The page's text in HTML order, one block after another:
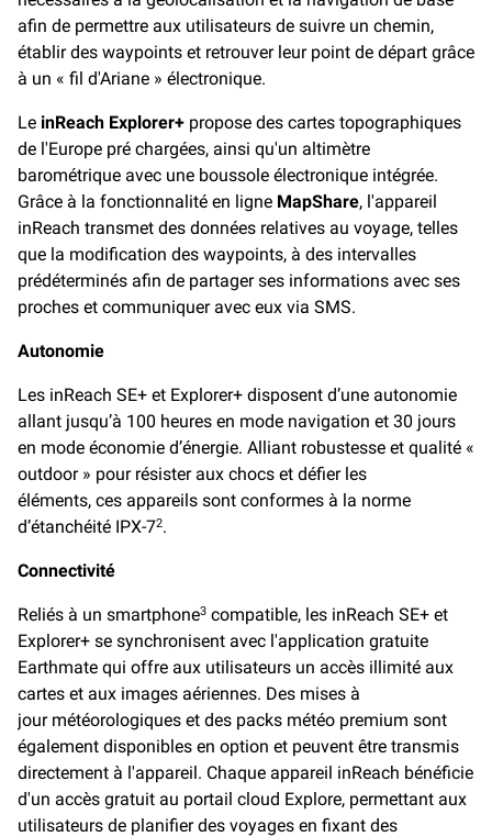
afin de permettre aux utilisateurs de suivre un chemin,
établir des waypoints et retrouver leur point de départ grâce
à un « fil d'Ariane » électronique.
Le inReach Explorer+ propose des cartes topographiques
de l'Europe pré chargées, ainsi qu'un altimètre
barométrique avec une boussole électronique intégrée.
Grâce à la fonctionnalité en ligne MapShare, l'appareil
inReach transmet des données relatives au voyage, telles
que la modification des waypoints, à des intervalles
prédéterminés afin de partager ses informations avec ses
proches et communiquer avec eux via SMS.
Autonomie
Les inReach SE+ et Explorer+ disposent d’une autonomie
allant jusqu’à 100 heures en mode navigation et 30 jours
en mode économie d’énergie. Alliant robustesse et qualité «
outdoor » pour résister aux chocs et défier les
éléments, ces appareils sont conformes à la norme
d’étanchéité IPX-72.
Connectivité
Reliés à un smartphone3 compatible, les inReach SE+ et
Explorer+ se synchronisent avec l'application gratuite
Earthmate qui offre aux utilisateurs un accès illimité aux
cartes et aux images aériennes. Des mises à
jour météorologiques et des packs météo premium sont
également disponibles en option et peuvent être transmis
directement à l'appareil. Chaque appareil inReach bénéficie
d'un accès gratuit au portail cloud Explore, permettant aux
utilisateurs de planifier des voyages en fixant des